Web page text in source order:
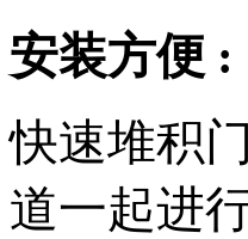
安装方便 :
快速堆积
道一起进